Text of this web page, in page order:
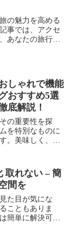
の魅力を高める
事では、アクセ
あなたの旅行計
訪問を助けま
しゃれで機能
おすすめ5選
底解説！
の重要性を探
を特別なものに
。美味しく、安
取れない – 簡
間を
た目が気にな
こともありま
簡単に解決可能